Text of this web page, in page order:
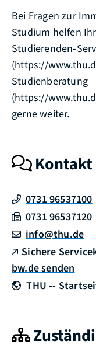
Bei Fragen zur
Studium helfen
Studierenden-
(https://
Studienberatung
(https://
gerne weiter.
Kontakt
0731 96537100
0731 96537120
info@thu.de
Sichere
bw.de senden
THU --